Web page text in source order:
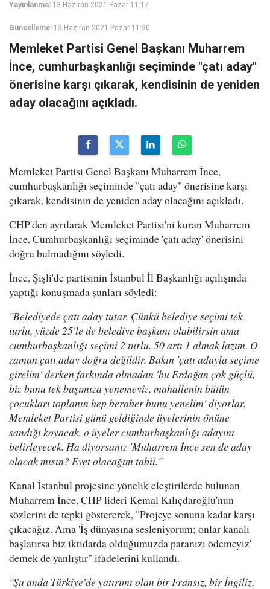
Yayınlanma: 13 Haziran 2021 Pazar 11:17
Güncelleme: 13 Haziran 2021 Pazar 11:30
Memleket Partisi Genel Başkanı Muharrem
İnce, cumhurbaşkanlığı seçiminde "çatı aday"
önerisine karşı çıkarak, kendisinin de yeniden
aday olacağını açıkladı.
Memleket Partisi Genel Başkanı Muharrem İnce,
cumhurbaşkanlığı seçiminde "çatı aday" önerisine karşı
çıkarak, kendisinin de yeniden aday olacağını açıkladı.
CHP'den ayrılarak Memleket Partisi'ni kuran Muharrem
İnce, Cumhurbaşkanlığı seçiminde 'çatı aday' önerisini
doğru bulmadığını söyledi.
İnce, Şişli'de partisinin İstanbul İl Başkanlığı açılışında
yaptığı konuşmada şunları söyledi:
"Belediyede çatı aday tutar. Çünkü belediye seçimi tek
turlu, yüzde 25'le de belediye başkanı olabilirsin ama
cumhurbaşkanlığı seçimi 2 turlu. 50 artı 1 almak lazım. O
zaman çatı aday doğru değildir. Bakın 'çatı adayla seçime
girelim' derken farkında olmadan 'bu Erdoğan çok güçlü,
biz bunu tek başımıza yenemeyiz, mahallenin bütün
çocukları toplanın hep beraber bunu yenelim' diyorlar.
Memleket Partisi günü geldiğinde üyelerinin önüne
sandığı koyacak, o üyeler cumhurbaşkanlığı adayını
belirleyecek. Ha diyorsanız 'Muharrem İnce sen de aday
olacak mısın? Evet olacağım tabii."
Kanal İstanbul projesine yönelik eleştirilerde bulunan
Muharrem İnce, CHP lideri Kemal Kılıçdaroğlu'nun
sözlerini de tepki göstererek, "Projeye sonuna kadar karşı
çıkacağız. Ama 'İş dünyasına sesleniyorum; onlar kanalı
başlatırsa biz iktidarda olduğumuzda paranızı ödemeyiz'
demek de yanlıştır" ifadelerini kullandı.
"Şu anda Türkiye'de yatırımı olan bir Fransız, bir İngiliz,